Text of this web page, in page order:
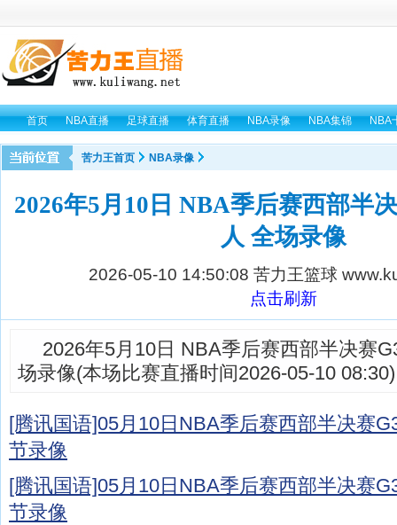
首页 NBA直播 足球直播 体育直播 NBA录像 NBA集锦 NBA
苦力王首页 NBA录像
2026年5月10日 NBA季后赛西部半
人 全场录像
2026-05-10 14:50:08 苦力王篮球
点击刷新
2026年5月10日 NBA季后赛西部半决赛
场录像(本场比赛直播时间2026-05-10 08:30)
[腾讯国语]05月10日NBA季后赛西部半决赛
节录像
[腾讯国语]05月10日NBA季后赛西部半决赛
节录像